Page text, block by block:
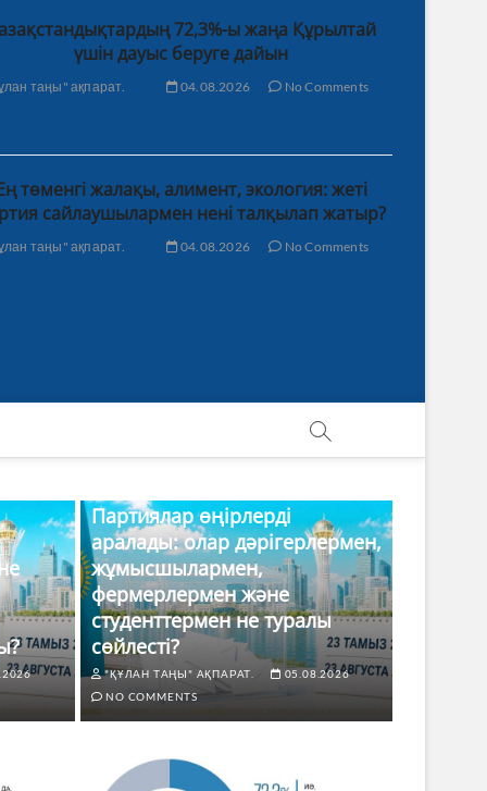
72,3%-ы жаңа Құрылтай
үшін дауыс беруге дайын
таңы" ақпарат. 04.08.2026 No Comments
төменгі жалақы, алимент, экология: жеті
сайлаушылармен нені талқылап жатыр?
таңы" ақпарат. 04.08.2026 No Comments
Партиялар өңірлерді
аралады: олар дәрігерлермен,
жұмысшылармен,
фермерлермен және
студенттермен не туралы
сөйлесті?
"ҚҰЛАН ТАҢЫ" АҚПАРАТ.
05.08.2026
NO COMMENTS